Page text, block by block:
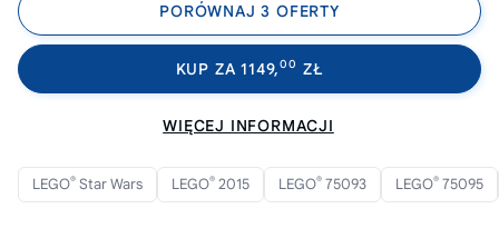
PORÓWNAJ 3 OFERTY
KUP ZA 1149,00 ZŁ
WIĘCEJ INFORMACJI
LEGO® Star Wars LEGO® 2015 LEGO® 75093 LEGO® 75095